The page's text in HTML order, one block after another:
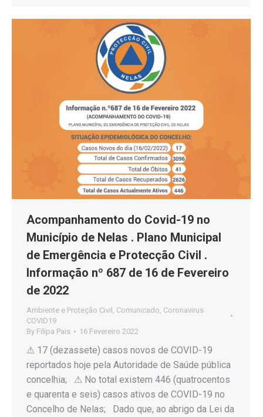
Acompanhamento do Covid-19 no
Município de Nelas . Plano Municipal
de Emergência e Protecção Civil .
Informação nº 687 de 16 de Fevereiro
de 2022
Ambiente e Proteção Civil Comunicado Coronavirus
COVID19
By Filipa Pais 16 Fevereiro 2022
⚠ 17 (dezassete) casos novos de COVID-19
reportados hoje pela Autoridade de Saúde pública
concelhia; ⚠ No total existem 446 (quatrocentos
e quarenta e seis) casos ativos de COVID-19 no
Concelho de Nelas; Dado que, ao abrigo da Lei da